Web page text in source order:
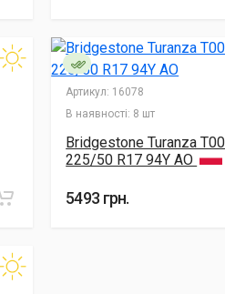
Артикул: 16078
В наявності: 8 шт
Bridgestone Turanza
225/50 R17 94Y AO
5493 грн.